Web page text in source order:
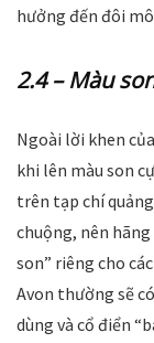
hưởng đến đôi
2.4 – Màu
Ngoài lời khen
khi lên màu son
trên tạp chí
chuộng, nên
son” riêng cho
Avon thường sẽ
dùng và cổ điển